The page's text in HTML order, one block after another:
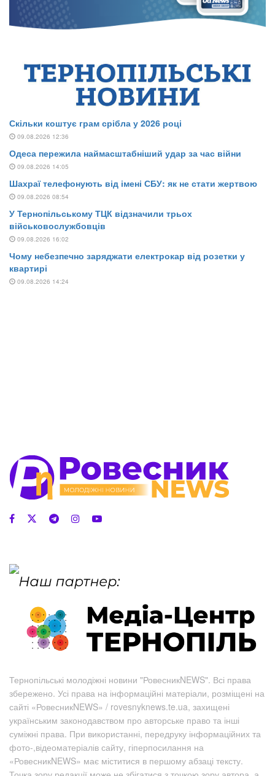
Тернопільські молодіжні новини "РовесникNEWS". Всі права
збережено. Усі права на інформаційні матеріали, розміщені на
сайті «РовесникNEWS» / rovesnyknews.te.ua, захищені
українським законодавством про авторське право та інші
суміжні права. При використанні, передруку інформаційних та
фото-,відеоматеріалів сайту, гіперпосилання на
«РовесникNEWS» має міститися в першому абзаці тексту.